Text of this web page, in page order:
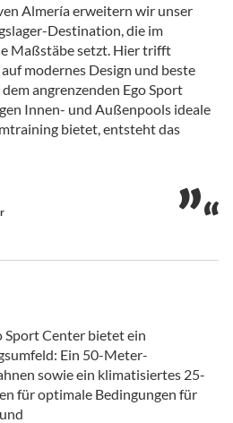
Almería erweitern wir unser
Destination, die im
Maßstäbe setzt. Hier trifft
modernes Design und beste
angrenzenden Ego Sport
Innen- und Außenpools ideale
bietet, entsteht das
Sport Center bietet ein
Ein 50-Meter-
sowie ein klimatisiertes 25-
für optimale Bedingungen für